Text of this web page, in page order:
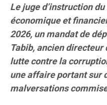
Le juge d’instruction
économique et
2026, un mandat de
Tabib, ancien directeur
lutte contre la
une affaire portant sur
malversations